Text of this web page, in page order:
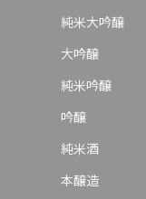
純米大吟醸
大吟醸
純米吟醸
吟醸
純米酒
本醸造